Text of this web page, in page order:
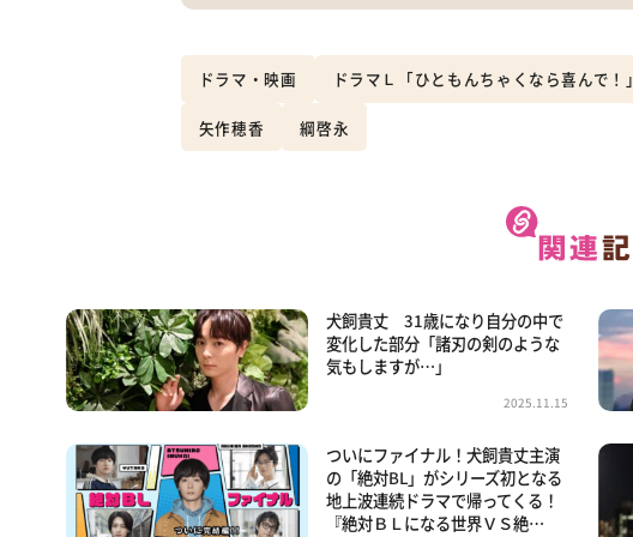
ドラマ・映画 ドラマＬ「ひともんちゃくなら喜んで！」
矢作穂香 綱啓永
犬飼貴丈 31歳になり自分の中で
変化した部分「諸刃の剣のような
気もしますが…」
2025.11.15
ついにファイナル！犬飼貴丈主演
の「絶対BL」がシリーズ初となる
地上波連続ドラマで帰ってくる！
『絶対ＢＬになる世界ＶＳ絶…